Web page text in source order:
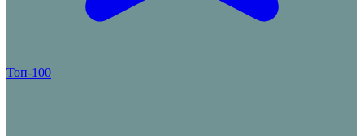
Топ-100